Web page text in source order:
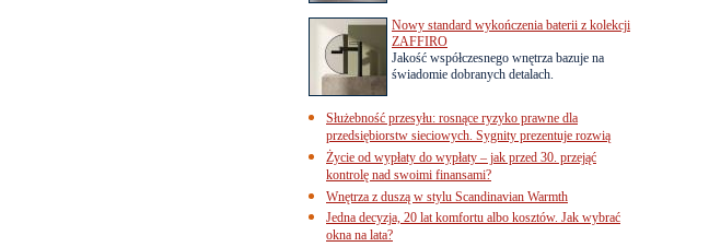
Nowy standard wykończenia baterii z kolekcji
ZAFFIRO
Jakość współczesnego wnętrza bazuje na
świadomie dobranych detalach.
Służebność przesyłu: rosnące ryzyko prawne dla
przedsiębiorstw sieciowych. Sygnity prezentuje rozwią
Życie od wypłaty do wypłaty – jak przed 30. przejąć
kontrolę nad swoimi finansami?
Wnętrza z duszą w stylu Scandinavian Warmth
Jedna decyzja, 20 lat komfortu albo kosztów. Jak wybrać
okna na lata?